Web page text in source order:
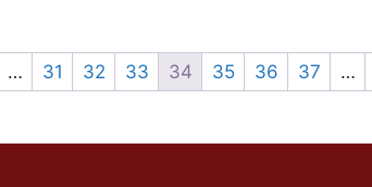
… 31 32 33 34 35 36 37 …